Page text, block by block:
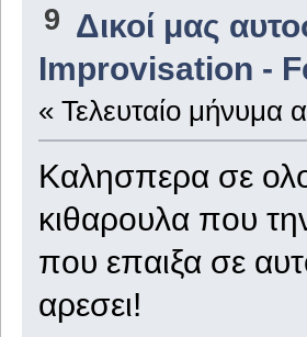
9 Δικοί μας
Improvisation -
« Τελευταίο μήνυμα
Καλησπερα σε
κιθαρουλα που
που επαιξα σε
αρεσει!